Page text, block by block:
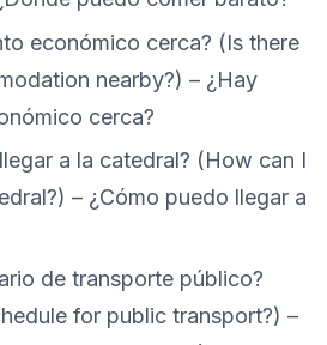
económico cerca? (Is there
nearby?) – ¿Hay
cerca?
a la catedral? (How can I
– ¿Cómo puedo llegar a
de transporte público?
for public transport?) –